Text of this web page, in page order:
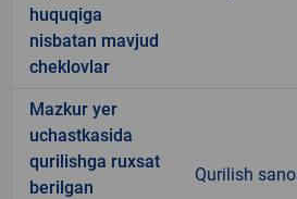
huquqiga
nisbatan mavjud
cheklovlar
Mazkur yer
uchastkasida
qurilishga ruxsat
berilgan
Qurilish